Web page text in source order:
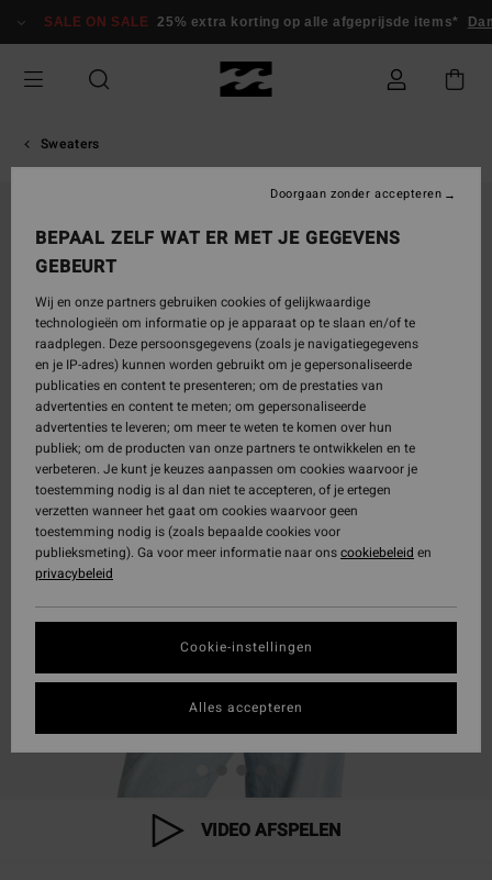
naar
SALE ON SALE 25% extra korting op alle afgeprijsde items*
Sweaters
VIDEO AFSPELEN
BEPAAL ZELF WAT ER MET JE GEGEVENS
GEBEURT
Wij en onze partners gebruiken cookies of gelijkwaardige
technologieën om informatie op je apparaat op te slaan en/of te
raadplegen. Deze persoonsgegevens (zoals je navigatiegegevens
en je IP-adres) kunnen worden gebruikt om je gepersonaliseerde
publicaties en content te presenteren; om de prestaties van
advertenties en content te meten; om gepersonaliseerde
advertenties te leveren; om meer te weten te komen over hun
publiek; om de producten van onze partners te ontwikkelen en te
verbeteren. Je kunt je keuzes aanpassen om cookies waarvoor je
toestemming nodig is al dan niet te accepteren, of je ertegen
verzetten wanneer het gaat om cookies waarvoor geen
toestemming nodig is (zoals bepaalde cookies voor
publieksmeting). Ga voor meer informatie naar onscookiebeleid en
privacybeleid
Cookie-instellingen
Doorgaan zonder accepteren
Alles accepteren